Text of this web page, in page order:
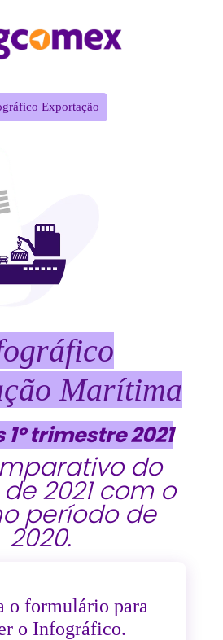
Exportação
Marítima
trimestre 2021
do
2021 com o
período de
2020.
o formulário para
o Infográfico.